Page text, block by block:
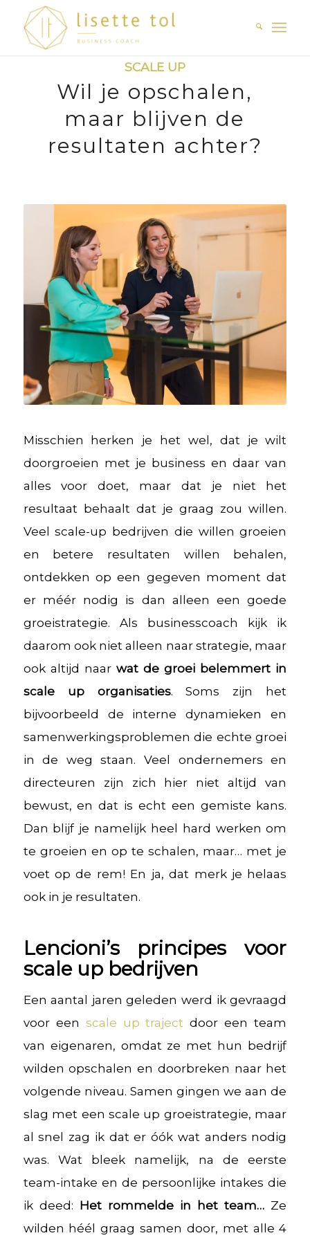
SCALE UP
Wil je opschalen,
maar blijven de
resultaten achter?
Misschien herken je het wel, dat je wilt
doorgroeien met je business en daar van
alles voor doet, maar dat je niet het
resultaat behaalt dat je graag zou willen.
Veel scale-up bedrijven die willen groeien
en betere resultaten willen behalen,
ontdekken op een gegeven moment dat
er méér nodig is dan alleen een goede
groeistrategie. Als businesscoach kijk ik
daarom ook niet alleen naar strategie, maar
ook altijd naar wat de groei belemmert in
scale up organisaties. Soms zijn het
bijvoorbeeld de interne dynamieken en
samenwerkingsproblemen die echte groei
in de weg staan. Veel ondernemers en
directeuren zijn zich hier niet altijd van
bewust, en dat is echt een gemiste kans.
Dan blijf je namelijk heel hard werken om
te groeien en op te schalen, maar… met je
voet op de rem! En ja, dat merk je helaas
ook in je resultaten.
Lencioni’s principes voor
scale up bedrijven
Een aantal jaren geleden werd ik gevraagd
voor een scale up traject door een team
van eigenaren, omdat ze met hun bedrijf
wilden opschalen en doorbreken naar het
volgende niveau. Samen gingen we aan de
slag met een scale up groeistrategie, maar
al snel zag ik dat er óók wat anders nodig
was. Wat bleek namelijk, na de eerste
team-intake en de persoonlijke intakes die
ik deed: Het rommelde in het team… Ze
wilden héél graag samen door, met alle 4